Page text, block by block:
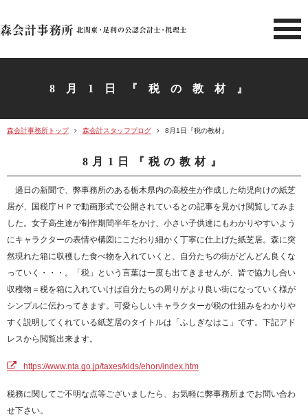
北関東 足利市の公認会計士・
8月1日『税の教材』
森会計事務所トップ 森会計スタッフブログ 8月1日『税の教材』
8月1日『税の教材』
過日の新聞で、弊事務所のある栃木県内の高校生が作成した幼児向けの紙芝
居が、国税庁ＨＰで動画形式で公開されているとの記事を見かけ閲覧してみま
した。女子高生達が制作期間半年をかけ、小さい子供達にもわかりやすいよう
にキャラクターの表情や構図にこだわり細かく丁寧に仕上げた紙芝居。森に突
然現れた箱に収穫した食べ物を入れていくと、自分たちの街がどんどん良くな
っていく・・・。「税」という言葉は一度も出てきませんが、皆で協力し合い
収穫物＝税を箱に入れていけば自分たちの周りがより良い街になっていく様が
シンプルに伝わってきます。可愛らしいキャラクターが税の仕組みをわかりや
すく説明してくれている紙芝居のタイトルは「ふしぎなはこ」です。下記アド
レスから閲覧出来ます。
https://www.nta.go.jp/taxes/kids/ehon/index.htm
税務に関してご不明な点等ございましたら、お気軽に弊事務所までお問い合わ
せ下さい。